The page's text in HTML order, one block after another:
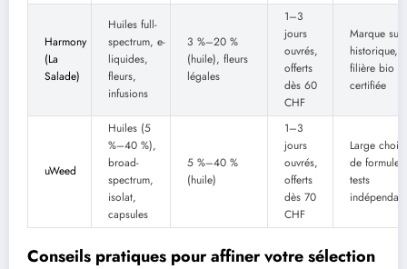
Harmony
(La
Salade)
Huiles full-
spectrum, e-
liquides,
fleurs,
infusions
3 %–20 %
(huile), fleurs
légales
1–3
jours
ouvrés,
offerts
dès 60
CHF
Marque
historique,
filière bio
certifiée
uWeed
Huiles (5
%–40 %),
broad-
spectrum,
isolat,
capsules
5 %–40 %
(huile)
1–3
jours
ouvrés,
offerts
dès 70
CHF
Large choix
de formules,
tests
Conseils pratiques pour affiner votre sélection